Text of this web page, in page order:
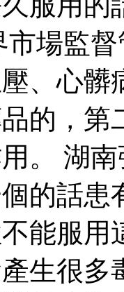
市場監
、心髒
的，第
。 湖
的話
能服用
生很